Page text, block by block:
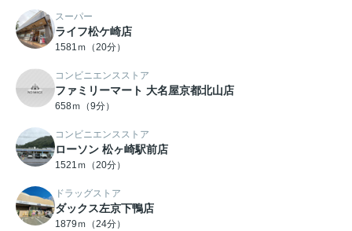
スーパー
ライフ松ケ崎店
1581ｍ（20分）
コンビニエンスストア
ファミリーマート 大名屋京都北山店
658ｍ（9分）
コンビニエンスストア
ローソン 松ヶ崎駅前店
1521ｍ（20分）
ドラッグストア
ダックス左京下鴨店
1879ｍ（24分）